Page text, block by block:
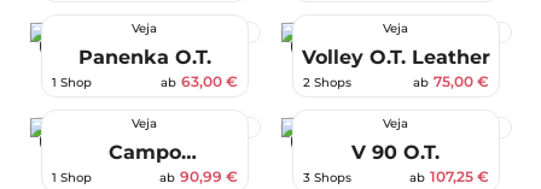
-55 %
Veja
Panenka O.T.
1 Shop ab 63,00 €
-44 %
Veja
Volley O.T. Leather
2 Shops ab 75,00 €
Veja
Campo
Chromefree
1 Shop ab 90,99 €
Veja
V 90 O.T.
3 Shops ab 107,25 €